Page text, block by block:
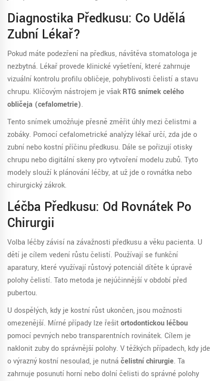
Diagnostika Předkusu: Co Udělá
Zubní Lékař?
Pokud máte podezření na předkus, návštěva stomatologa je
nezbytná. Lékař provede klinické vyšetření, které zahrnuje
vizuální kontrolu profilu obličeje, pohyblivosti čelistí a stavu
chrupu. Klíčovým nástrojem je však RTG snímek celého
obličeja (cefalometrie).
Tento snímek umožňuje přesně změřit úhly mezi čelistmi a
zobáky. Pomocí cefalometrické analýzy lékař určí, zda jde o
zubní nebo kostní příčinu předkusu. Dále se pořizují otisky
chrupu nebo digitální skeny pro vytvoření modelu zubů. Tyto
modely slouží k plánování léčby, ať už jde o rovnátka nebo
chirurgický zákrok.
Léčba Předkusu: Od Rovnátek Po
Chirurgii
Volba léčby závisí na závažnosti předkusu a věku pacienta. U
dětí je cílem vedení růstu čelistí. Používají se funkční
aparatury, které využívají růstový potenciál dítěte k úpravě
polohy čelistí. Tato metoda je nejúčinnější v období před
pubertou.
U dospělých, kdy je kostní růst ukončen, jsou možnosti
omezenější. Mírné případy lze řešitortodontickou léčbou
pomocí pevných nebo transparentních rovinátek. Cílem je
naklonit zuby do správnější polohy. V těžkých případech, kdy jde
o výrazný kostní nesoulad, je nutná čelistní chirurgie. Ta
zahrnuje posunutí horní nebo dolní čelisti do správné polohy